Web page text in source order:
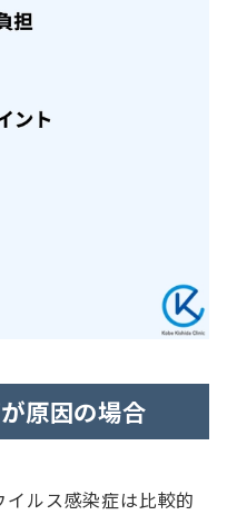
原因の場合
ルス感染症は比較的